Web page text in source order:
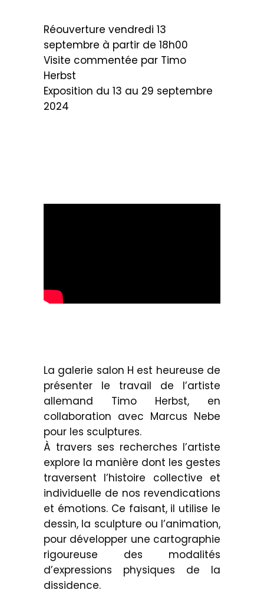
Réouverture vendredi 13
septembre à partir de 18h00
Visite commentée par Timo
Herbst
Exposition du 13 au 29 septembre
2024
La galerie salon H est heureuse de
présenter le travail de l’artiste
allemand Timo Herbst, en
collaboration avec Marcus Nebe
pour les sculptures.
À travers ses recherches l’artiste
explore la manière dont les gestes
traversent l’histoire collective et
individuelle de nos revendications
et émotions. Ce faisant, il utilise le
dessin, la sculpture ou l’animation,
pour développer une cartographie
rigoureuse des modalités
d’expressions physiques de la
dissidence.